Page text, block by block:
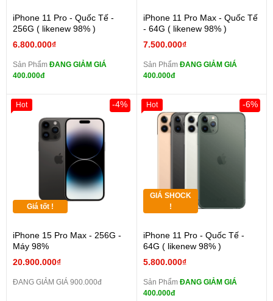
iPhone 11 Pro - Quốc Tế -
256G ( likenew 98% )
6.800.000₫
Sản Phẩm ĐANG GIẢM GIÁ
400.000đ
iPhone 11 Pro Max - Quốc Tế
- 64G ( likenew 98% )
7.500.000₫
Sản Phẩm ĐANG GIẢM GIÁ
400.000đ
Giá tốt !
iPhone 15 Pro Max - 256G -
Máy 98%
20.900.000₫
-4%
ĐANG GIẢM GIÁ 900.000đ
Hot
GIÁ SHOCK
!
iPhone 11 Pro - Quốc Tế -
64G ( likenew 98% )
5.800.000₫
-6%
Sản Phẩm ĐANG GIẢM GIÁ
400.000đ
Hot